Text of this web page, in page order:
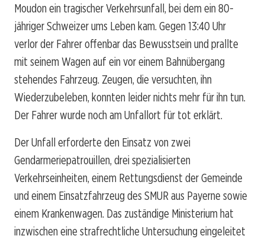
Moudon ein tragischer Verkehrsunfall, bei dem ein 80-
jähriger Schweizer ums Leben kam. Gegen 13:40 Uhr
verlor der Fahrer offenbar das Bewusstsein und prallte
mit seinem Wagen auf ein vor einem Bahnübergang
stehendes Fahrzeug. Zeugen, die versuchten, ihn
Wiederzubeleben, konnten leider nichts mehr für ihn tun.
Der Fahrer wurde noch am Unfallort für tot erklärt.
Der Unfall erforderte den Einsatz von zwei
Gendarmeriepatrouillen, drei spezialisierten
Verkehrseinheiten, einem Rettungsdienst der Gemeinde
und einem Einsatzfahrzeug des SMUR aus Payerne sowie
einem Krankenwagen. Das zuständige Ministerium hat
inzwischen eine strafrechtliche Untersuchung eingeleitet